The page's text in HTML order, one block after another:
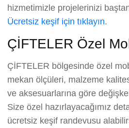
hizmetimizle projelerinizi
Ücretsiz keşif için tıklayın.
ÇİFTELER Özel
ÇİFTELER bölgesinde özel
mekan ölçüleri, malzeme
ve aksesuarlarına göre
Size özel hazırlayacağımız
ücretsiz keşif randevusu